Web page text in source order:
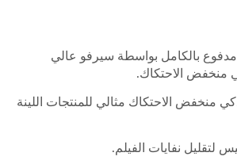
مدفوع بالكامل بواسطة سيرفو عالي
منخفض الاحتكاك.
منخفض الاحتكاك مثالي للمنتجات اللينة
لتقليل نفايات الفيلم.